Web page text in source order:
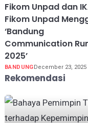
Fikom Unpad dan
Fikom Unpad
‘Bandung
Communication
2025’
BANDUNGDecember 23, 2025
Rekomendasi